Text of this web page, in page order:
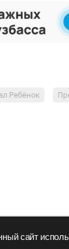
сайт
Ребёнок